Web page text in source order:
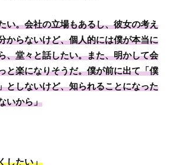
い。会社の立場もあるし、彼女の考え
からないけど、個人的には僕が本当に
、堂々と話したい。また、明かして会
と楽になりそうだ。僕が前に出て「僕
としないけど、知られることになった
いから」
したい」